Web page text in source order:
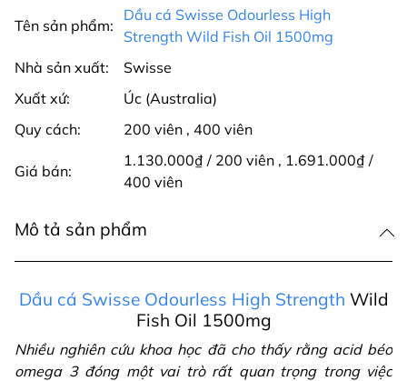
Tên sản phẩm:
Dầu cá Swisse Odourless High
Strength Wild Fish Oil 1500mg
Nhà sản xuất:
Swisse
Xuất xứ:
Úc (Australia)
Quy cách:
200 viên , 400 viên
Giá bán:
1.130.000₫ / 200 viên , 1.691.000₫ /
400 viên
Mô tả sản phẩm
Dầu cá Swisse Odourless High Strength Wild
Fish Oil 1500mg
Nhiều nghiên cứu khoa học đã cho thấy rằng acid béo
omega 3 đóng một vai trò rất quan trọng trong việc